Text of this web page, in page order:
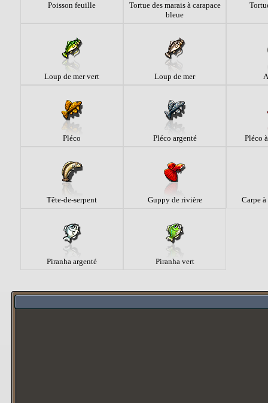
Poisson feuille
Tortue des marais à carapace
bleue
Loup de mer vert Loup de mer
Pléco Pléco argenté Pléco
Tête-de-serpent Guppy de rivière Carpe
Piranha argenté Piranha vert